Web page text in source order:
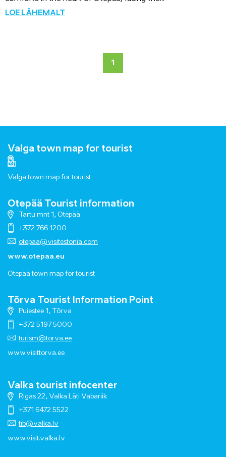
LOE LÄHEMALT
1
Valga town map for tourist
Valga town map for tourist
Otepää Tourist information
Tartu mnt 1, Otepää
+372 766 1200
otepaa@visitestonia.com
www.otepaa.eu
Otepää town map for tourist
Tõrva Tourist Information Point
Puiestee 1, Tõrva
+372 5197 5000
turism@torva.ee
www.visittorva.ee
Valka tourist infocenter
Rigas 22, Valka Läti Vabariik
+371 6472 5522
tib@valka.lv
www.visit.valka.lv